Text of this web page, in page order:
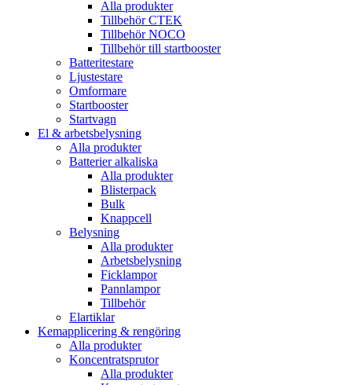
Alla produkter
Tillbehör CTEK
Tillbehör NOCO
Tillbehör till startbooster
Batteritestare
Ljustestare
Omformare
Startbooster
Startvagn
El & arbetsbelysning
Alla produkter
Batterier alkaliska
Alla produkter
Blisterpack
Bulk
Knappcell
Belysning
Alla produkter
Arbetsbelysning
Ficklampor
Pannlampor
Tillbehör
Elartiklar
Kemapplicering & rengöring
Alla produkter
Koncentratsprutor
Alla produkter